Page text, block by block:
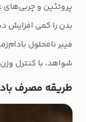
پروتئین و چربی‌های
بدن را کمی افزایش
فیبر نامحلول
شواهد، با کنترل وزن
طریقه مصرف